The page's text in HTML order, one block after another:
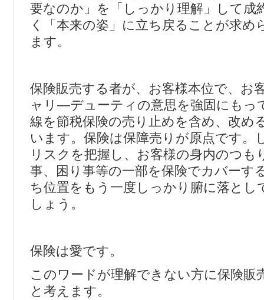
要なのか」を「しっかり理解」して成
く「本来の姿」に立ち戻ることが求め
ます。
保険販売する者が、お客様本位で、お
ャリ―デューティの意思を強固にもっ
線を節税保険の売り止めを含め、改め
います。保険は保障売りが原点です。
リスクを把握し、お客様の身内のつも
事、困り事等の一部を保険でカバーす
ち位置をもう一度しっかり腑に落とし
しょう。
保険は愛です。
このワードが理解できない方に保険販
と考えます。